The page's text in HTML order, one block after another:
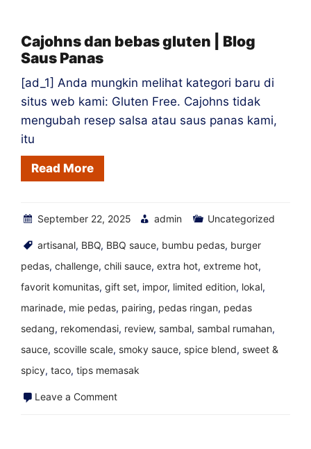
|
Saus
Panas
Cajohns dan bebas gluten | Blog
Saus Panas
[ad_1] Anda mungkin melihat kategori baru di
situs web kami: Gluten Free. Cajohns tidak
mengubah resep salsa atau saus panas kami,
itu
Read More
September 22, 2025 admin Uncategorized
artisanal, BBQ, BBQ sauce, bumbu pedas, burger
pedas, challenge, chili sauce, extra hot, extreme hot,
favorit komunitas, gift set, impor, limited edition, lokal,
marinade, mie pedas, pairing, pedas ringan, pedas
sedang, rekomendasi, review, sambal, sambal rumahan,
sauce, scoville scale, smoky sauce, spice blend, sweet &
spicy, taco, tips memasak
Leave a Commenton